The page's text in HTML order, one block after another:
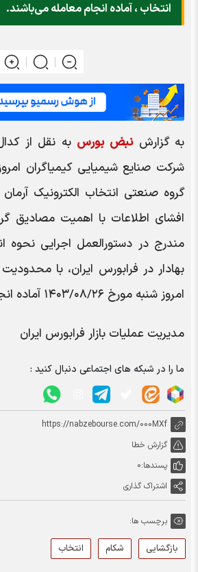
انتخاب ، آماده انجام معامله می‌باشند.
به گزارشنبض بورس به نقل از
افشای اطلاعات با اهمیت مصادیق
مندرج در دستورالعمل اجرایی نحوه
بهادار در فرابورس ایران، با
امروز شنبه مورخ ۱۴۰۳/۰۸/۲۶ آماده انجام معامله می‌باشند.
مدیریت عملیات بازار فرابورس ایران
ما را در شبکه های اجتماعی دنبال کنید :
https://nabzebourse.com/000MXf
گزارش خطا
پسندها:0
اشتراک گذاری
برچسب ها:
بازگشایی شکام انتخاب